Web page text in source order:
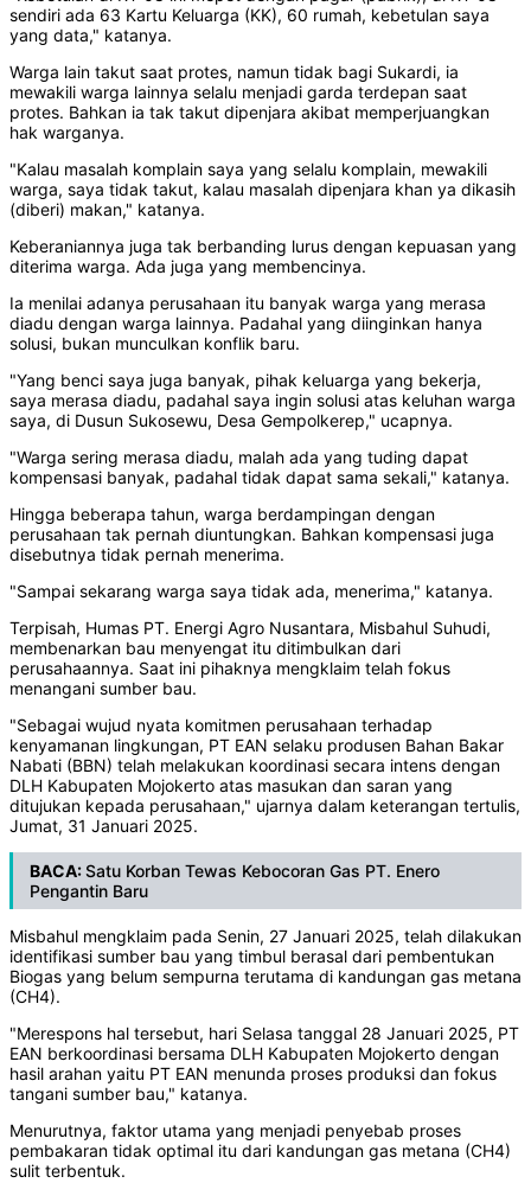
sendiri ada 63 Kartu Keluarga (KK), 60 rumah, kebetulan saya
yang data," katanya.
Warga lain takut saat protes, namun tidak bagi Sukardi, ia
mewakili warga lainnya selalu menjadi garda terdepan saat
protes. Bahkan ia tak takut dipenjara akibat memperjuangkan
hak warganya.
"Kalau masalah komplain saya yang selalu komplain, mewakili
warga, saya tidak takut, kalau masalah dipenjara khan ya dikasih
(diberi) makan," katanya.
Keberaniannya juga tak berbanding lurus dengan kepuasan yang
diterima warga. Ada juga yang membencinya.
Ia menilai adanya perusahaan itu banyak warga yang merasa
diadu dengan warga lainnya. Padahal yang diinginkan hanya
solusi, bukan munculkan konflik baru.
"Yang benci saya juga banyak, pihak keluarga yang bekerja,
saya merasa diadu, padahal saya ingin solusi atas keluhan warga
saya, di Dusun Sukosewu, Desa Gempolkerep," ucapnya.
"Warga sering merasa diadu, malah ada yang tuding dapat
kompensasi banyak, padahal tidak dapat sama sekali," katanya.
Hingga beberapa tahun, warga berdampingan dengan
perusahaan tak pernah diuntungkan. Bahkan kompensasi juga
disebutnya tidak pernah menerima.
"Sampai sekarang warga saya tidak ada, menerima," katanya.
Terpisah, Humas PT. Energi Agro Nusantara, Misbahul Suhudi,
membenarkan bau menyengat itu ditimbulkan dari
perusahaannya. Saat ini pihaknya mengklaim telah fokus
menangani sumber bau.
"Sebagai wujud nyata komitmen perusahaan terhadap
kenyamanan lingkungan, PT EAN selaku produsen Bahan Bakar
Nabati (BBN) telah melakukan koordinasi secara intens dengan
DLH Kabupaten Mojokerto atas masukan dan saran yang
ditujukan kepada perusahaan," ujarnya dalam keterangan tertulis,
Jumat, 31 Januari 2025.
BACA:Satu Korban Tewas Kebocoran Gas PT. Enero
Pengantin Baru
Misbahul mengklaim pada Senin, 27 Januari 2025, telah dilakukan
identifikasi sumber bau yang timbul berasal dari pembentukan
Biogas yang belum sempurna terutama di kandungan gas metana
(CH4).
"Merespons hal tersebut, hari Selasa tanggal 28 Januari 2025, PT
EAN berkoordinasi bersama DLH Kabupaten Mojokerto dengan
hasil arahan yaitu PT EAN menunda proses produksi dan fokus
tangani sumber bau," katanya.
Menurutnya, faktor utama yang menjadi penyebab proses
pembakaran tidak optimal itu dari kandungan gas metana (CH4)
sulit terbentuk.